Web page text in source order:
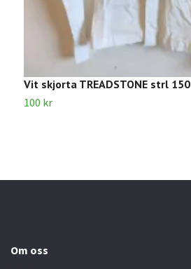
Vit skjorta TREADSTONE strl 150
100 kr
Om oss